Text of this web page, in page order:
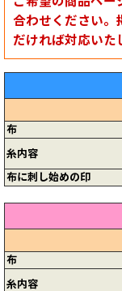
合わせください。
だければ対応いた
布
糸内容
布に刺し始めの印
布
糸内容